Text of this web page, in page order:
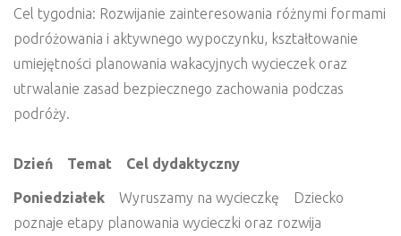
Cel tygodnia: Rozwijanie zainteresowania różnymi formami
podróżowania i aktywnego wypoczynku, kształtowanie
umiejętności planowania wakacyjnych wycieczek oraz
utrwalanie zasad bezpiecznego zachowania podczas
podróży.
Dzień Temat Cel dydaktyczny
Poniedziałek Wyruszamy na wycieczkę Dziecko
poznaje etapy planowania wycieczki oraz rozwija